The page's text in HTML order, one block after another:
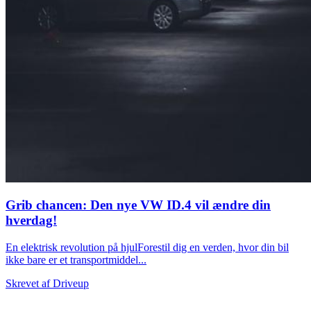
Grib chancen: Den nye VW ID.4 vil ændre din
hverdag!
En elektrisk revolution på hjulForestil dig en verden, hvor din bil
ikke bare er et transportmiddel...
Skrevet afDriveup